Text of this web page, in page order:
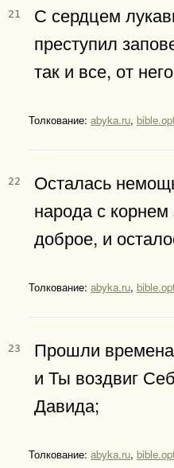
21
С сердцем
преступил
так и все, от
Толкование: abyka.ru,
22
Осталась
народа с корнем
доброе, и
Толкование: abyka.ru,
23
Прошли времена
и Ты воздвиг
Давида;
Толкование: abyka.ru,